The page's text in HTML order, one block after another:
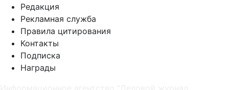
Редакция
Рекламная служба
Правила цитирования
Контакты
Подписка
Награды